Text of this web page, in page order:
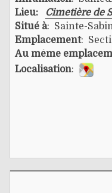
Lieu:
Cimetière de
Situé à: Sainte-
Emplacement:
Au même
Localisation: